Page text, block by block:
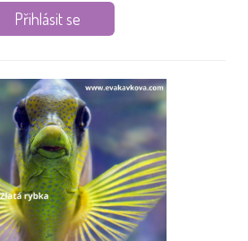
Přihlásit se